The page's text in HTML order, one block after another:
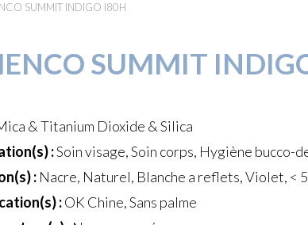
SUMMIT INDIGO I80H
SUMMIT
& Titanium Dioxide & Silica
:Soin visage, Soin corps, Hygiène
:Nacre, Naturel, Blanche a reflets, Violet, <
:OK Chine, Sans palme